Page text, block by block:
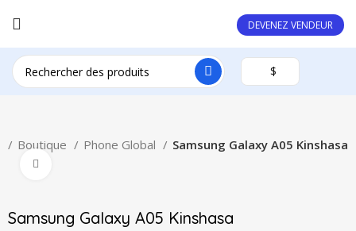
DEVENEZ VENDEUR
$
Boutique Phone Global Samsung Galaxy A05 Kinshasa
Samsung Galaxy A05 Kinshasa